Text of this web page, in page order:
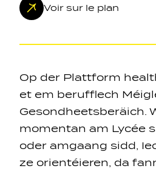
Navigation secondarie
Sozial Netzwierker
Navigation pied de page
Voir sur le plan
Op der Plattform
et em berufflech
Gesondheetsberäich.
momentan am Lycée
oder amgaang sidd,
ze orientéieren, da